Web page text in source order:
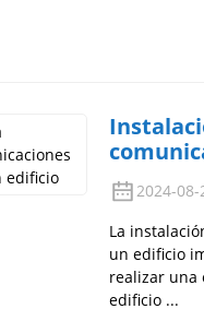
2024-08-
La
un edificio
realizar una
edificio ...